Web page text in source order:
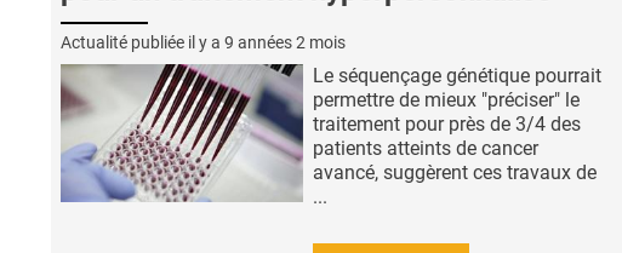
Actualité publiée il y a 9 années 2 mois
Le séquençage génétique pourrait
permettre de mieux "préciser" le
traitement pour près de 3/4 des
patients atteints de cancer
avancé, suggèrent ces travaux de
...